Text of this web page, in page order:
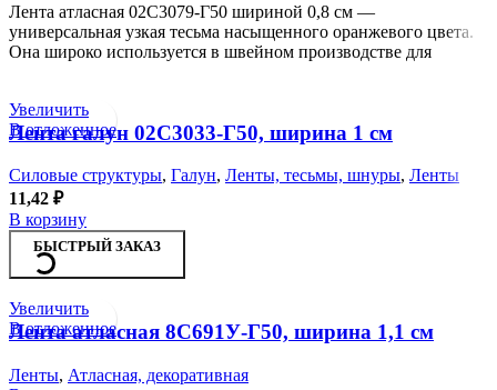
Лента атласная 02С3079-Г50 шириной 0,8 см —
универсальная узкая тесьма насыщенного оранжевого цвета.
Она широко используется в швейном производстве для
Увеличить
В отложенное
Лента галун 02С3033-Г50, ширина 1 см
Силовые структуры, Галун, Ленты, тесьмы, шнуры, Ленты
11,42 ₽
В корзину
БЫСТРЫЙ ЗАКАЗ
Увеличить
В отложенное
Лента атласная 8С691У-Г50, ширина 1,1 см
Ленты, Атласная, декоративная